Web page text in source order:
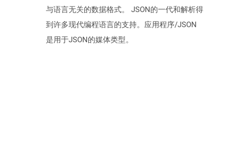
与语言无关的数据格式。 JSON的一代和解析得
到许多现代编程语言的支持。应用程序/JSON
是用于JSON的媒体类型。